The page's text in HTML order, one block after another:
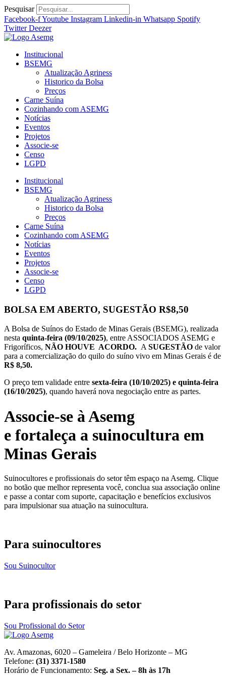
Ir
para
o
conteúdo
Pesquisar
Facebook-fYoutube Instagram Linkedin-in Whatsapp Spotify
Twitter Deezer
Institucional
BSEMG
Atualização Agriness
Historico da Bolsa
Preços
Carne Suína
Cozinhando com ASEMG
Notícias
Eventos
Projetos
Associe-se
Censo
LGPD
Institucional
BSEMG
Atualização Agriness
Historico da Bolsa
Preços
Carne Suína
Cozinhando com ASEMG
Notícias
Eventos
Projetos
Associe-se
Censo
LGPD
BOLSA EM ABERTO, SUGESTÃO R$8,50
A Bolsa de Suínos do Estado de Minas Gerais (BSEMG), realizada
nesta quinta-feira (09/10/2025), entre ASSOCIADOS ASEMG e
Frigoríficos, NÃO HOUVE ACORDO. ASUGESTÃO de valor
para a comercialização do quilo do suíno vivo em Minas Gerais é de
R$ 8,50.
O preço tem validade entre sexta-feira (10/10/2025) e quinta-feira
(16/10/2025), quando haverá nova negociação entre as partes.
Associe-se à Asemg
e fortaleça a suinocultura em
Minas Gerais
Suinocultores e profissionais do setor têm espaço na Asemg. Clique
no botão que melhor representa você, conclua sua associação online
e passe a contar com suporte, capacitação e benefícios exclusivos
para impulsionar sua atuação na suinocultura.
Para suinocultores
Sou Suinocultor
Para profissionais do setor
Sou Profissional do Setor
Av. Amazonas, 6020 – Gameleira / Belo Horizonte – MG
Telefone: (31) 3371-1580
Horário de Funcionamento: Seg. a Sex. – 8h às 17h